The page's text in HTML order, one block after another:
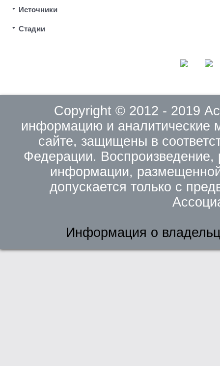
Источники
Стадии
Copyright © 2012 - 2019
информацию и
сайте, защищены в
Федерации. Воспроизведение,
информации,
допускается только с
Информация о